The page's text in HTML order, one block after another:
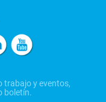
trabajo y eventos,
boletín.